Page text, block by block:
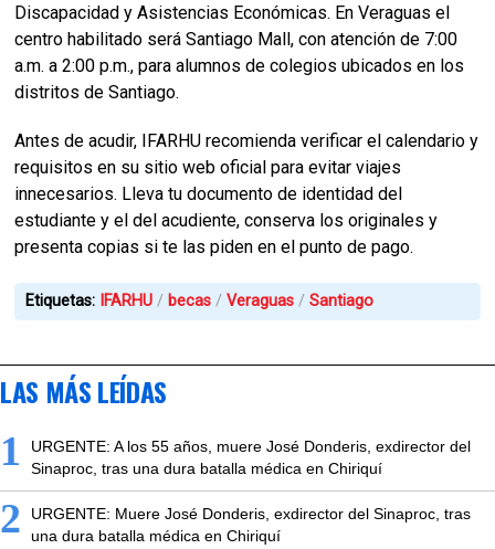
Discapacidad y Asistencias Económicas. En Veraguas el
centro habilitado será Santiago Mall, con atención de 7:00
a.m. a 2:00 p.m., para alumnos de colegios ubicados en los
distritos de Santiago.
Antes de acudir, IFARHU recomienda verificar el calendario y
requisitos en su sitio web oficial para evitar viajes
innecesarios. Lleva tu documento de identidad del
estudiante y el del acudiente, conserva los originales y
presenta copias si te las piden en el punto de pago.
Etiquetas: IFARHU becas Veraguas Santiago
LAS MÁS LEÍDAS
1
URGENTE: A los 55 años, muere José Donderis, exdirector del
Sinaproc, tras una dura batalla médica en Chiriquí
2
URGENTE: Muere José Donderis, exdirector del Sinaproc, tras
una dura batalla médica en Chiriquí